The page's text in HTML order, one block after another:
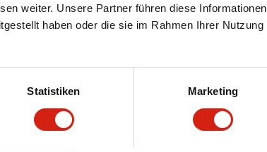
weiter. Unsere Partner führen diese Informationen
haben oder die sie im Rahmen Ihrer Nutzung
Statistiken Marketing